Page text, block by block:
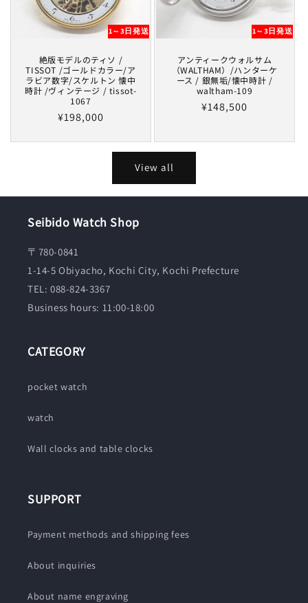
1～3日発送
絶版モデルのティソ /
TISSOT /ゴールドカラー/ア
ラビア数字/スケルトン 懐中
時計 /ヴィンテージ / tissot-
1067
Regular
¥198,000
1～3日発送
アンティークウォルサム
（WALTHAM）/ハンターケ
ース / 銀無垢/懐中時計 /
waltham-109
Regular
¥148,500
View all
Seibido Watch Shop
〒780-0841
1-14-5 Obiyacho, Kochi City, Kochi Prefecture
TEL: 088-824-3367
Business hours: 11:00-18:00
CATEGORY
pocket watch
watch
Wall clocks and table clocks
SUPPORT
Payment methods and shipping fees
About inquiries
About name engraving